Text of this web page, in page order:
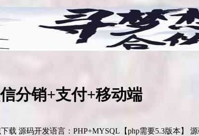
分销+支付+移动端
载 源码开发语言：PHP+MYSQL【php需要5.3版本】